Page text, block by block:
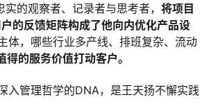
的观察者、记录者与思考者， 将项目
的反馈矩阵构成了他向内优化产品设
体，哪些行业多产线、排班复杂、流动
的服务价值打动客户。
入管理哲学的DNA，是王天扬不懈实践